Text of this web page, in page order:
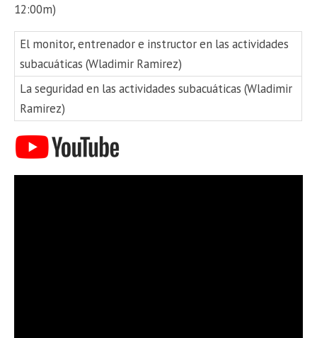
12:00m)
El monitor, entrenador e instructor en las actividades
subacuáticas (Wladimir Ramirez)
La seguridad en las actividades subacuáticas (Wladimir
Ramirez)